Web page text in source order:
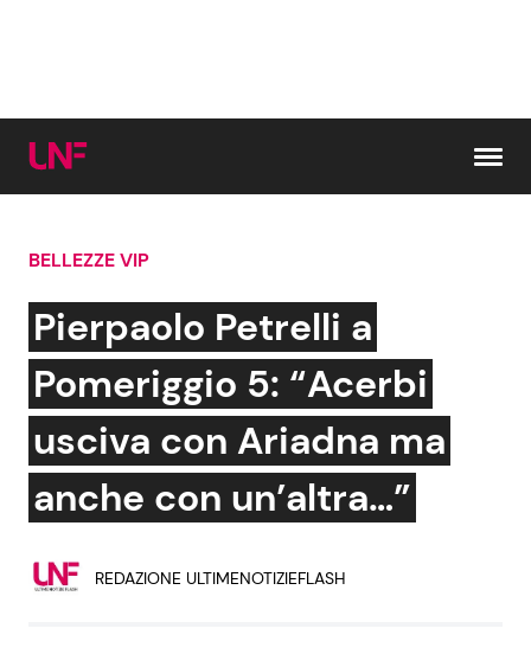
Cerca:
News e Cronaca
Attualità Italiana
Dal Mondo
Gossip e TV
Bellezze VIP
Coppie VIP
BELLEZZE VIP
Pierpaolo Petrelli a
Pomeriggio 5: “Acerbi
usciva con Ariadna ma
anche con un’altra…”
REDAZIONE ULTIMENOTIZIEFLASH